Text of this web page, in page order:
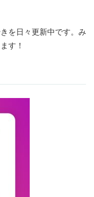
を日々更新中です。み
す！